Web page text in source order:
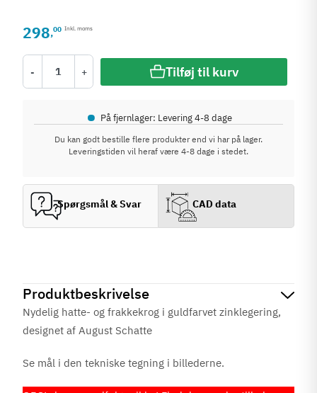
Produktbeskrivelse
Nydelig hatte- og frakkekrog i guldfarvet zinklegering,
designet af August Schatte
Se mål i den tekniske tegning i billederne.
298,00 Inkl. moms
- + Tilføj til kurv
• På fjernlager: Levering 4-8 dage
Du kan godt bestille flere produkter end vi har på lager.
Leveringstiden vil heraf være 4-8 dage i stedet.
Spørgsmål & Svar CAD data